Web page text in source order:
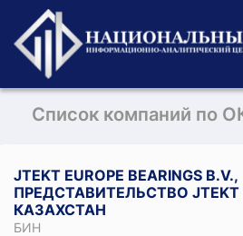
Список компаний по
JTEKT EUROPE BEARINGS B.V.,
ПРЕДСТАВИТЕЛЬСТВО
КАЗАХСТАН
БИН